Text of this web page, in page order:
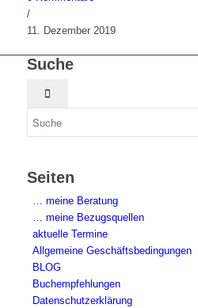
/
11. Dezember 2019
Suche
Seiten
… meine Beratung
… meine Bezugsquellen
aktuelle Termine
Allgemeine Geschäftsbedingungen
BLOG
Buchempfehlungen
Datenschutzerklärung